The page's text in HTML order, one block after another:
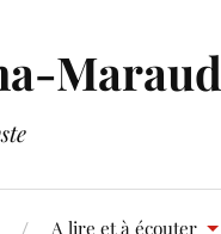
Maraud
A lire et à écouter